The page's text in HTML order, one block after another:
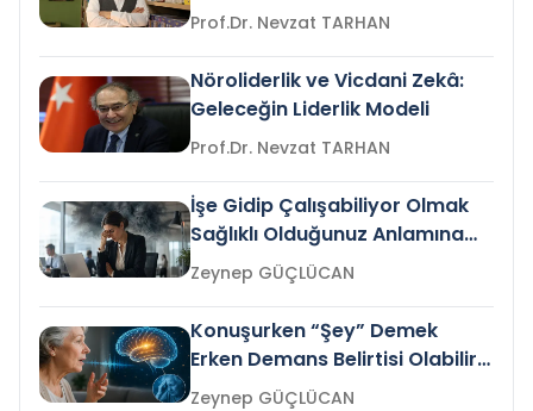
Prof.Dr. Nevzat TARHAN
Nöroliderlik ve Vicdani Zekâ:
Geleceğin Liderlik Modeli
Prof.Dr. Nevzat TARHAN
İşe Gidip Çalışabiliyor Olmak
Sağlıklı Olduğunuz Anlamına
Gelir mi?Zeynep GÜÇLÜCAN
Konuşurken “Şey” Demek
Erken Demans Belirtisi Olabilir
mi?
Zeynep GÜÇLÜCAN